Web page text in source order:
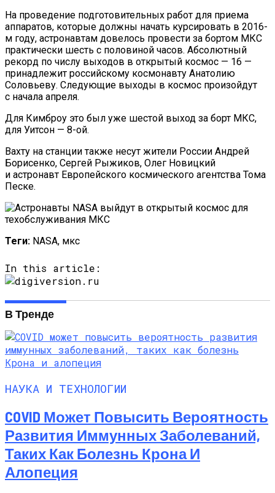
На проведение подготовительных работ для приема
аппаратов, которые должны начать курсировать в 2016-
м году, астронавтам довелось провести за бортом МКС
практически шесть с половиной часов. Абсолютный
рекорд по числу выходов в открытый космос — 16 —
принадлежит российскому космонавту Анатолию
Соловьеву. Следующие выходы в космос произойдут
с начала апреля.
Для Кимброу это был уже шестой выход за борт МКС,
для Уитсон — 8-ой.
Вахту на станции также несут жители России Андрей
Борисенко, Сергей Рыжиков, Олег Новицкий
и астронавт Европейского космического агентства Тома
Песке.
Теги: NASA, мкс
In this article:
В Тренде
НАУКА И ТЕХНОЛОГИИ
COVID Может Повысить Вероятность
Развития Иммунных Заболеваний,
Таких Как Болезнь Крона И
Алопеция